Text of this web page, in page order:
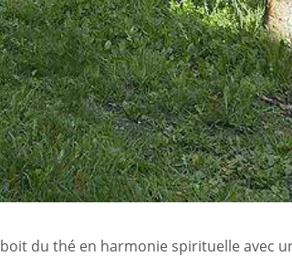
du thé en harmonie spirituelle avec